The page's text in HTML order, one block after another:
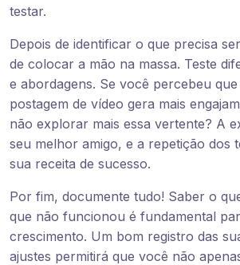
testar.
Depois de identificar o que precisa
de colocar a mão na massa. Teste
e abordagens. Se você percebeu
postagem de vídeo gera mais
não explorar mais essa vertente? A
seu melhor amigo, e a repetição dos
sua receita de sucesso.
Por fim, documente tudo! Saber o
que não funcionou é fundamental
crescimento. Um bom registro das
ajustes permitirá que você não